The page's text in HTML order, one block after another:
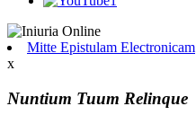
Mitte Epistulam Electronicam
x
Nuntium Tuum Relinque